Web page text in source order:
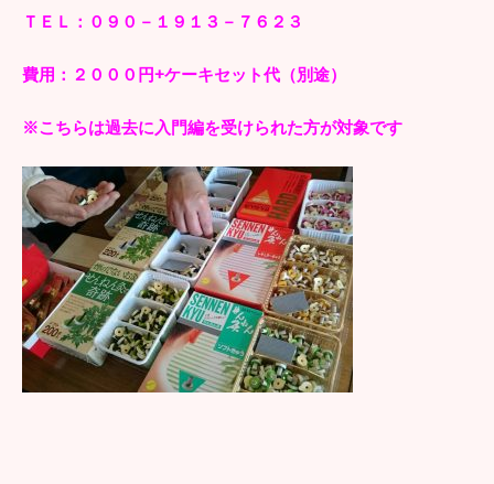
ＴＥＬ：０９０－１９１３－７６２３
費用：２０００円+ケーキセット代（別途）
※こちらは過去に入門編を受けられた方が対象です